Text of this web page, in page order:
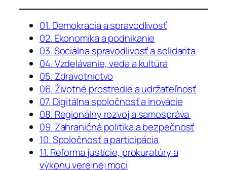
01. Demokracia a spravodlivosť
02. Ekonomika a podnikanie
03. Sociálna spravodlivosť a solidarita
04. Vzdelávanie, veda a kultúra
05. Zdravotníctvo
06. Životné prostredie a udržateľnosť
07. Digitálna spoločnosť a inovácie
08. Regionálny rozvoj a samospráva
09. Zahraničná politika a bezpečnosť
10. Spoločnosť a participácia
11. Reforma justície, prokuratúry a
výkonu verejnej moci